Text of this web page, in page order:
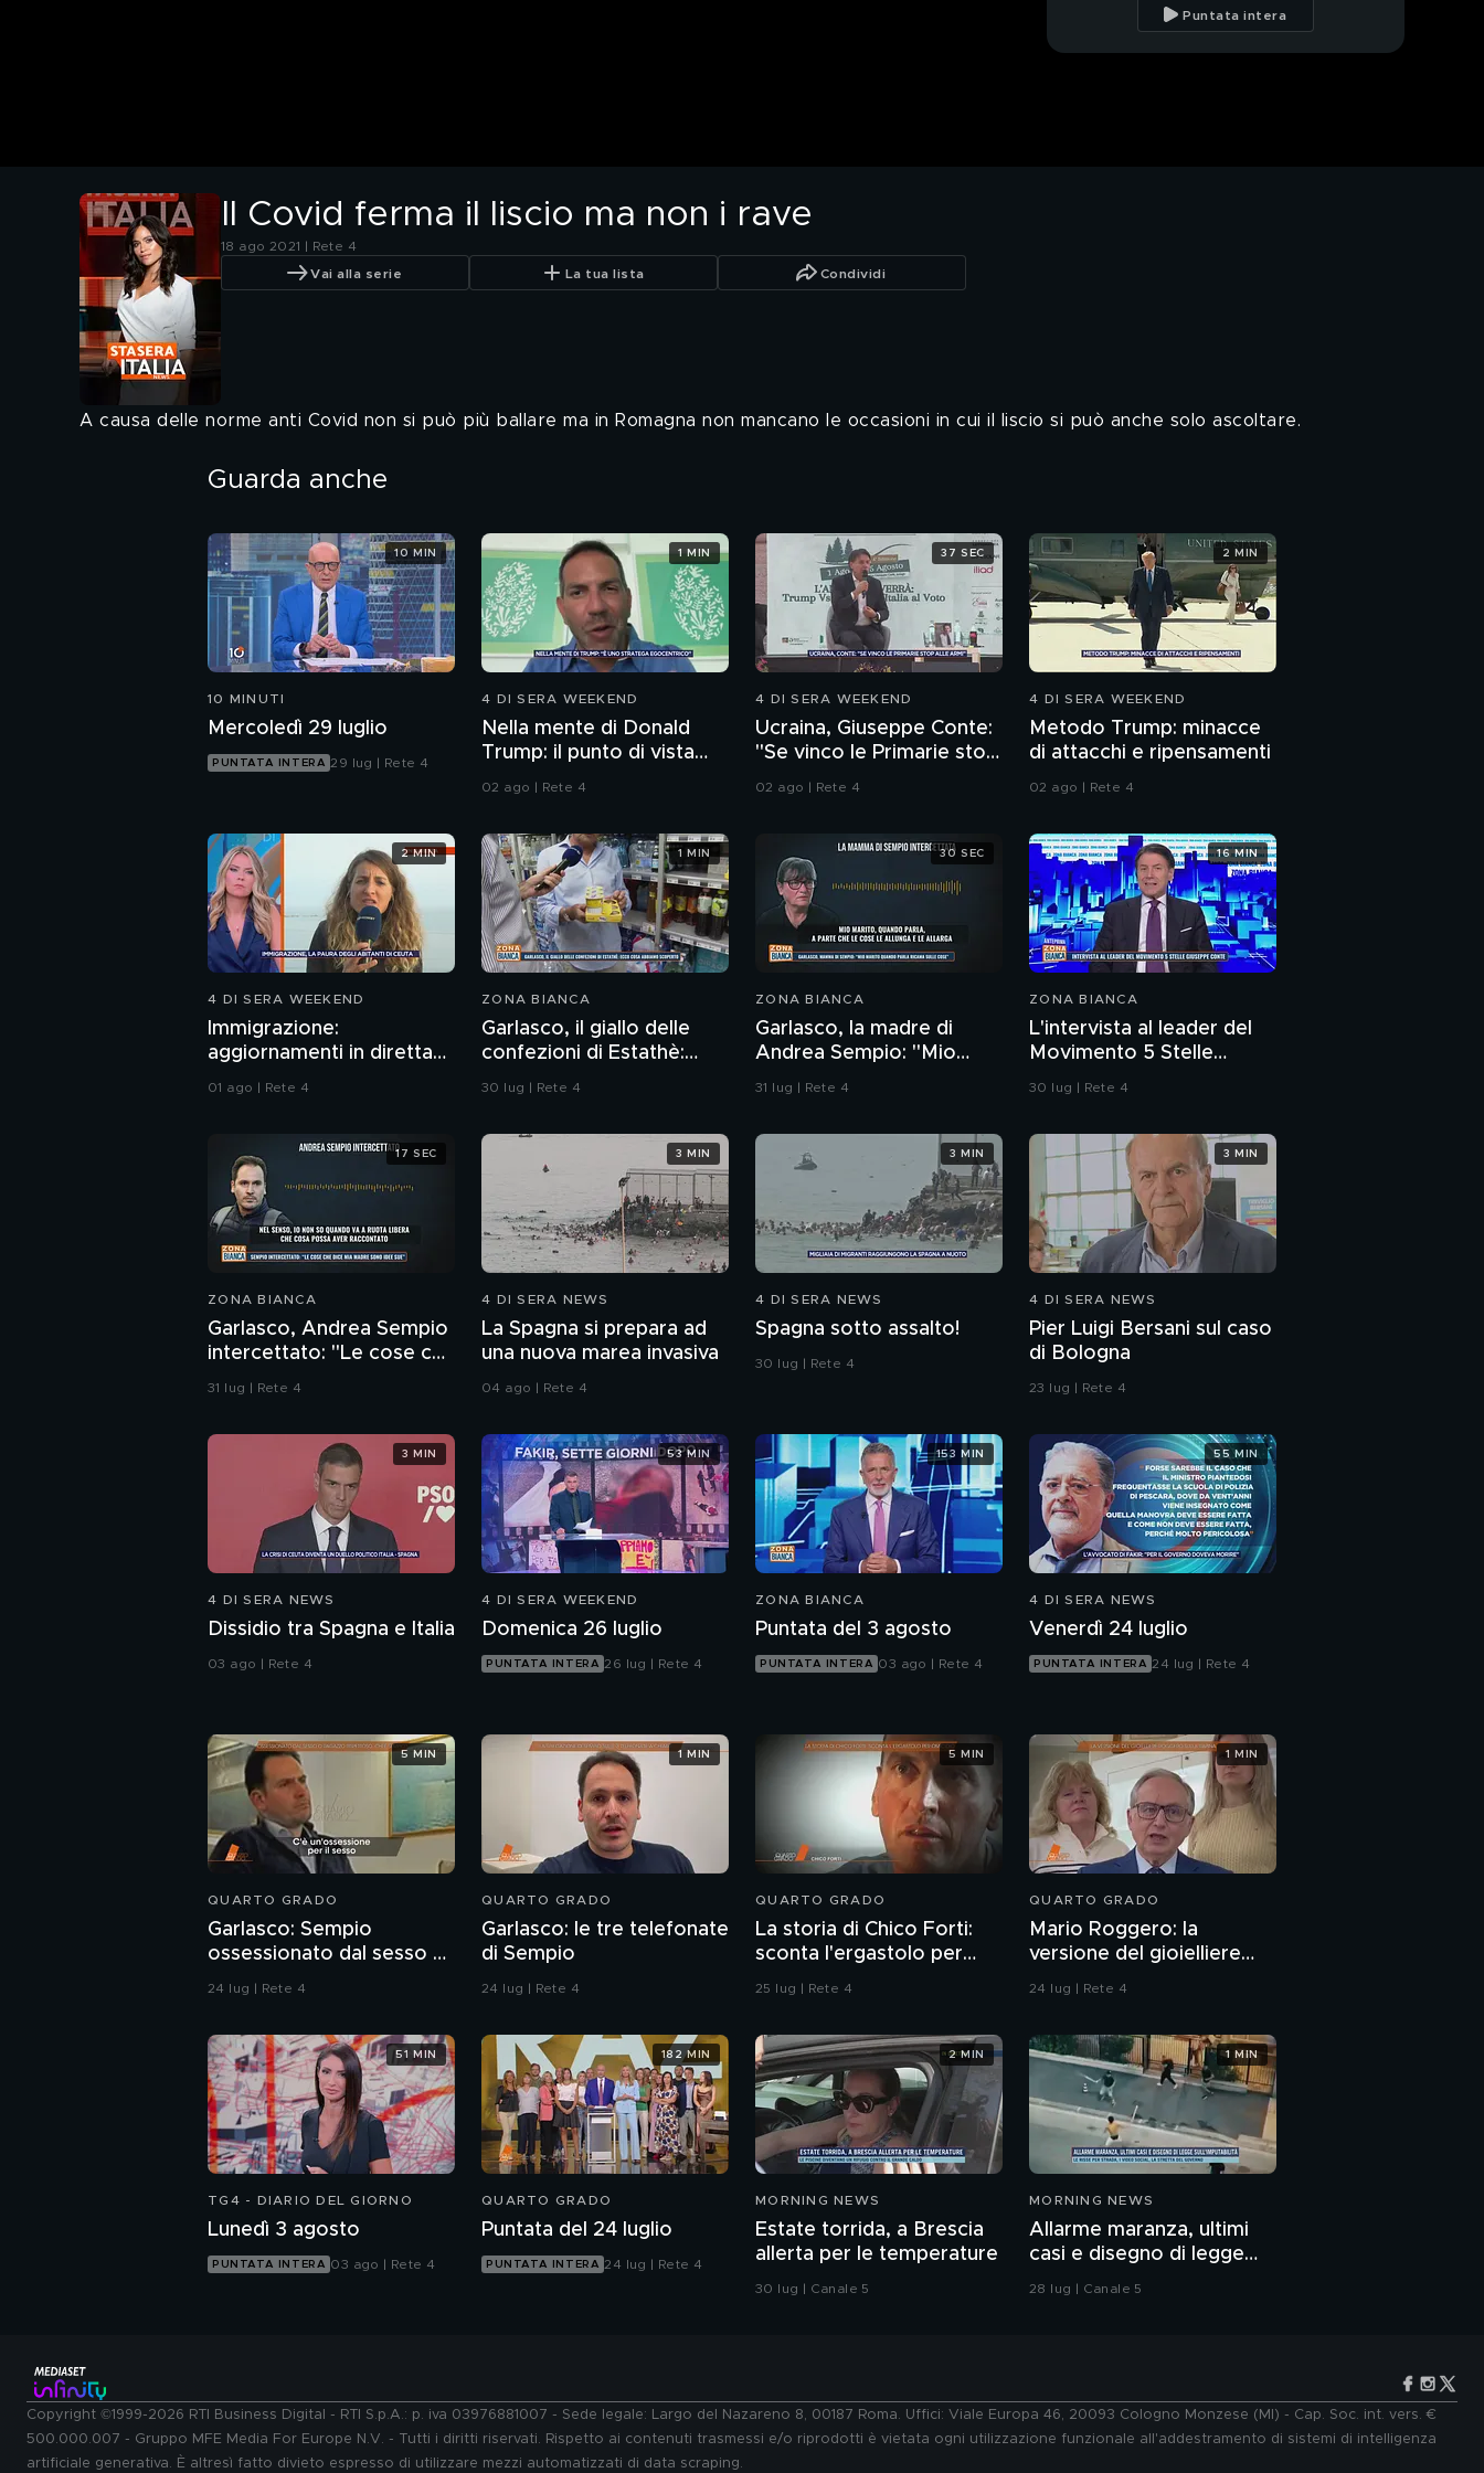
Puntata intera
Il Covid ferma il liscio ma non i rave
18 ago 2021 | Rete 4
Vai alla serie La tua lista Condividi
A causa delle norme anti Covid non si può più ballare ma in Romagna non mancano le occasioni in cui il liscio si può anche solo ascoltare.
Guarda anche
10 MINUTI
Mercoledì 29 luglio
PUNTATA INTERA 29 lug | Rete 4
10 MIN
4 DI SERA WEEKEND
Nella mente di Donald
Trump: il punto di vista
dello psichiatra Leonardo
02 ago | Rete 4
1 MIN
4 DI SERA WEEKEND
Ucraina, Giuseppe Conte:
"Se vinco le Primarie stop
alle armi"
02 ago | Rete 4
37 SEC
4 DI SERA WEEKEND
Metodo Trump: minacce
di attacchi e ripensamenti
02 ago | Rete 4
2 MIN
4 DI SERA WEEKEND
Immigrazione:
aggiornamenti in diretta
da Ceuta
01 ago | Rete 4
2 MIN
ZONA BIANCA
Garlasco, il giallo delle
confezioni di Estathè:
ecco cosa abbiamo
30 lug | Rete 4
1 MIN
ZONA BIANCA
Garlasco, la madre di
Andrea Sempio: "Mio
marito quando parla
31 lug | Rete 4
30 SEC
ZONA BIANCA
L'intervista al leader del
Movimento 5 Stelle
Giuseppe Conte
30 lug | Rete 4
16 MIN
ZONA BIANCA
Garlasco, Andrea Sempio
intercettato: "Le cose che
dice mia madre sono idee
31 lug | Rete 4
17 SEC
4 DI SERA NEWS
La Spagna si prepara ad
una nuova marea invasiva
04 ago | Rete 4
3 MIN
4 DI SERA NEWS
Spagna sotto assalto!
30 lug | Rete 4
3 MIN
4 DI SERA NEWS
Pier Luigi Bersani sul caso
di Bologna
23 lug | Rete 4
3 MIN
4 DI SERA NEWS
Dissidio tra Spagna e Italia
03 ago | Rete 4
3 MIN
4 DI SERA WEEKEND
Domenica 26 luglio
PUNTATA INTERA 26 lug | Rete 4
53 MIN
ZONA BIANCA
Puntata del 3 agosto
PUNTATA INTERA 03 ago | Rete 4
153 MIN
4 DI SERA NEWS
Venerdì 24 luglio
PUNTATA INTERA 24 lug | Rete 4
55 MIN
QUARTO GRADO
Garlasco: Sempio
ossessionato dal sesso o
ragazzo rispettoso?
24 lug | Rete 4
5 MIN
QUARTO GRADO
Garlasco: le tre telefonate
di Sempio
24 lug | Rete 4
1 MIN
QUARTO GRADO
La storia di Chico Forti:
sconta l'ergastolo per
omicidio
25 lug | Rete 4
5 MIN
QUARTO GRADO
Mario Roggero: la
versione del gioielliere
sulla rapina
24 lug | Rete 4
1 MIN
TG4 - DIARIO DEL GIORNO
Lunedì 3 agosto
PUNTATA INTERA 03 ago | Rete 4
51 MIN
QUARTO GRADO
Puntata del 24 luglio
PUNTATA INTERA 24 lug | Rete 4
182 MIN
MORNING NEWS
Estate torrida, a Brescia
allerta per le temperature
30 lug | Canale 5
2 MIN
MORNING NEWS
Allarme maranza, ultimi
casi e disegno di legge
sull'imputabilità
28 lug | Canale 5
1 MIN
Copyright ©1999-2026 RTI Business Digital - RTI S.p.A.: p. iva 03976881007 - Sede legale: Largo del Nazareno 8, 00187 Roma. Uffici: Viale Europa 46, 20093 Cologno Monzese (MI) - Cap. Soc. int. vers. €
500.000.007 - Gruppo MFE Media For Europe N.V. - Tutti i diritti riservati. Rispetto ai contenuti trasmessi e/o riprodotti è vietata ogni utilizzazione funzionale all'addestramento di sistemi di intelligenza
artificiale generativa. È altresì fatto divieto espresso di utilizzare mezzi automatizzati di data scraping.